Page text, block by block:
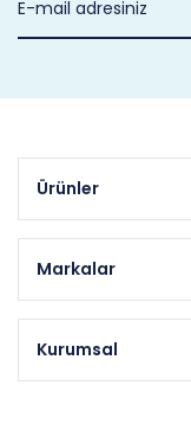
Ürünler
Markalar
Kurumsal